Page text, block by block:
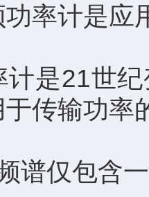
率计是应
21世纪
传输功率
仅包含一